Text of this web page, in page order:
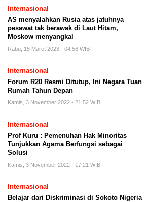
Internasional
AS menyalahkan Rusia atas jatuhnya
pesawat tak berawak di Laut Hitam,
Moskow menyangkal
Rabu, 15 Maret 2023 - 04:56 WIB
Internasional
Forum R20 Resmi Ditutup, Ini Negara Tuan
Rumah Tahun Depan
Kamis, 3 November 2022 - 21:52 WIB
Internasional
Prof Kuru : Pemenuhan Hak Minoritas
Tunjukkan Agama Berfungsi sebagai
Solusi
Kamis, 3 November 2022 - 17:21 WIB
Internasional
Belajar dari Diskriminasi di Sokoto Nigeria